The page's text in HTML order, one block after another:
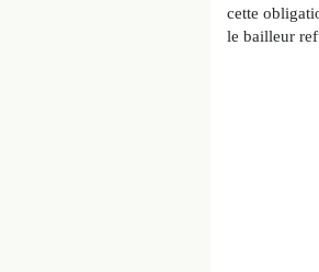
cette
le bailleur